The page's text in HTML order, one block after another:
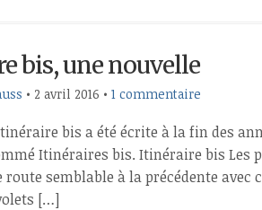
bis, une nouvelle
• 2 avril 2016 • 1 commentaire
bis a été écrite à la fin des
Itinéraires bis. Itinéraire bis Les
route semblable à la précédente avec
[…]